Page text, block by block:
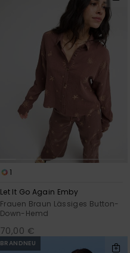
1
Let It Go Again Emby
Frauen Braun Lässiges Button-
Down-Hemd
70,00 €
BRANDNEU